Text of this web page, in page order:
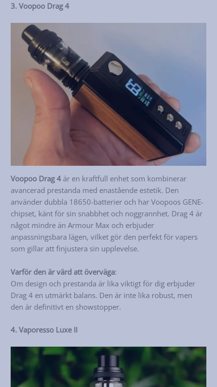
3. Voopoo Drag 4
Voopoo Drag 4 är en kraftfull enhet som kombinerar
avancerad prestanda med enastående estetik. Den
använder dubbla 18650-batterier och har Voopoos GENE-
chipset, känt för sin snabbhet och noggrannhet. Drag 4 är
något mindre än Armour Max och erbjuder
anpassningsbara lägen, vilket gör den perfekt för vapers
som gillar att finjustera sin upplevelse.
Varför den är värd att överväga:
Om design och prestanda är lika viktigt för dig erbjuder
Drag 4 en utmärkt balans. Den är inte lika robust, men
den är definitivt en showstopper.
4. Vaporesso Luxe II